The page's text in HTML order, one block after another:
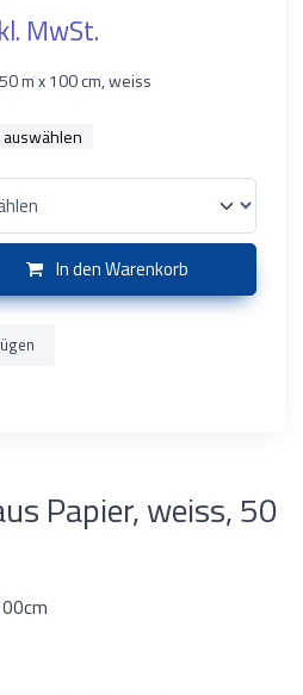
MwSt.
m x 100 cm, weiss
In den Warenkorb
Papier, weiss, 50